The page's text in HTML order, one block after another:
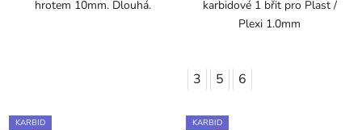
hrotem 10mm. Dlouhá.
karbidové 1 břit pro Plast /
Plexi 1.0mm
3 5 6
KARBID
KARBID